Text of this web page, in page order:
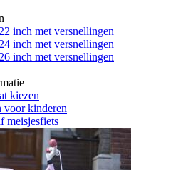
inch met versnellingen
inch met versnellingen
inch met versnellingen
kiezen
voor kinderen
meisjesfiets